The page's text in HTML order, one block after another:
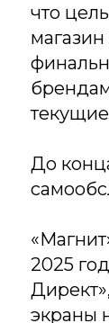
что
До
2025
экраны